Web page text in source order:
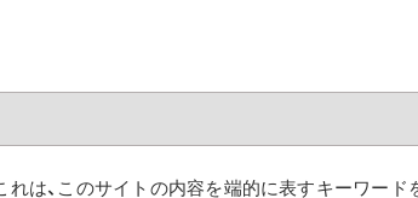
れは、このサイトの内容を端的に表すキーワー